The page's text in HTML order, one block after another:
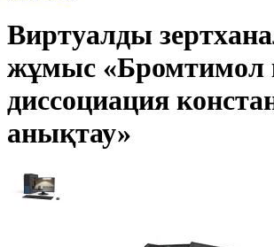
Виртуалды
жұмыс «Бромтимол
диссоциация
анықтау»